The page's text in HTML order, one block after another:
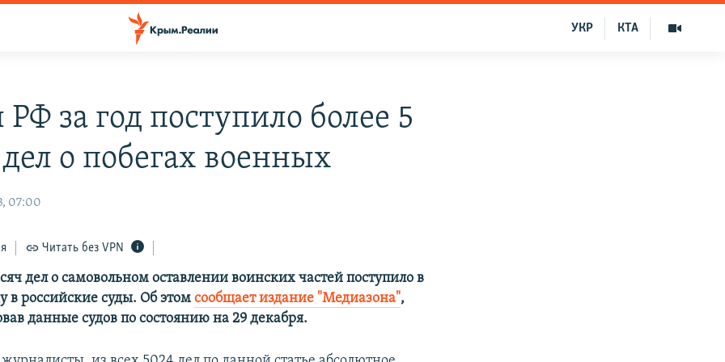
КТА
УКР
РФ за год поступило более 5
о побегах военных
07:00
Читать без VPN
дел о самовольном оставлении воинских частей поступило в
в российские суды. Об этомсообщает издание "Медиазона",
данные судов по состоянию на 29 декабря.